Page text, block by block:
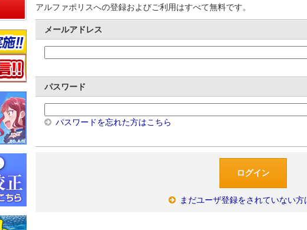
アルファポリスへの登録およびご利用はすべて無料です。
メールアドレス
パスワード
パスワードを忘れた方はこちら
まだユーザ登録をされていない方